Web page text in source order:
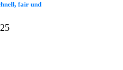
fair und